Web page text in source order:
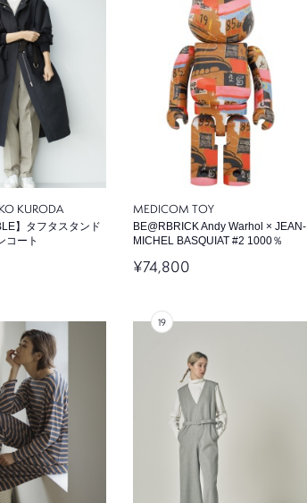
KURODA
】タフタスタンド
コート
MEDICOM TOY
BE@RBRICK Andy Warhol × JEAN-
MICHEL BASQUIAT #2 1000％
¥74,800